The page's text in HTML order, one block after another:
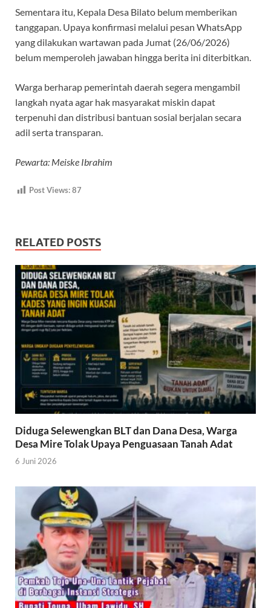
Sementara itu, Kepala Desa Bilato belum memberikan
tanggapan. Upaya konfirmasi melalui pesan WhatsApp
yang dilakukan wartawan pada Jumat (26/06/2026)
belum memperoleh jawaban hingga berita ini diterbitkan.
Warga berharap pemerintah daerah segera mengambil
langkah nyata agar hak masyarakat miskin dapat
terpenuhi dan distribusi bantuan sosial berjalan secara
adil serta transparan.
Pewarta: Meiske Ibrahim
Post Views:87
RELATED POSTS
Diduga Selewengkan BLT dan Dana Desa, Warga
Desa Mire Tolak Upaya Penguasaan Tanah Adat
6 Juni 2026